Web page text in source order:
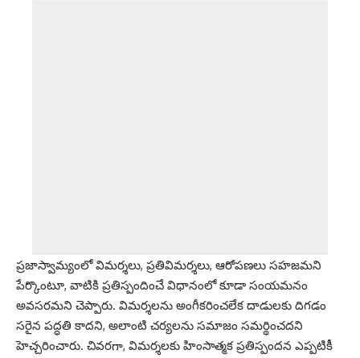
ప్రజాస్వామ్యంలో విమర్శలు, ప్రతివిమర్శలు, ఆరోపణలు సహజమని
పేర్కొంటూ, వాటికి ప్రతిస్పందించే విధానంలో కూడా సంయమనం
అవసరమని చెప్పారు. విమర్శలను అంగీకరించలేక దాడులకు దిగడం
సరైన పద్ధతి కాదని, అలాంటి చర్యలను సమాజం సమర్థించదని
హెచ్చరించారు. చివరగా, విమర్శలకు హింసాత్మక ప్రతిస్పందన ఎప్పటికీ